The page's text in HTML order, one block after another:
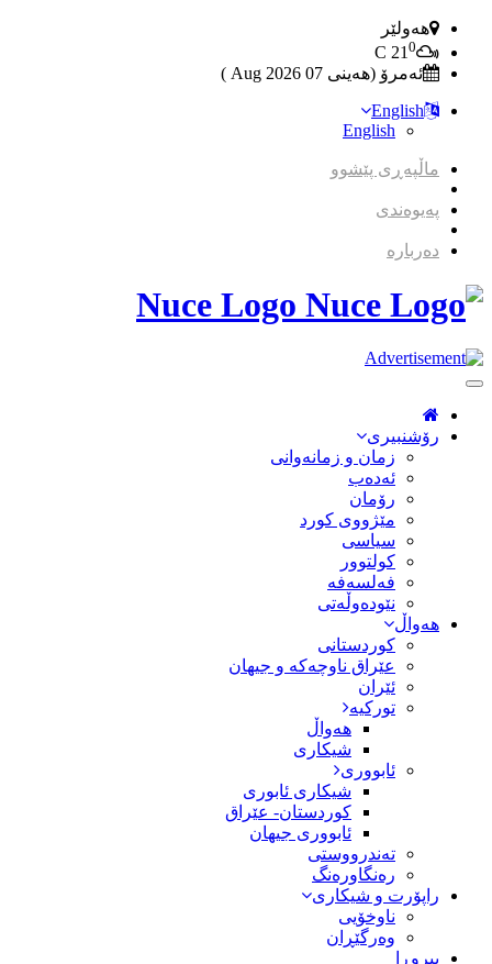
هەولێر
21 0
ئەمرۆ (هەینی 07 2026 Aug )
English
English
ماڵپەڕی پێشوو
پەیوەندی
دەربارە
Nuce Logo
Toggle
Navigation
رۆشنبیری
زمان و زمانه‌وانی
ئەدەب
رۆمان
مێژووى کورد
سیاسى
کولتوور
فەلسەفە
نێودەوڵەتی
هەواڵ
کوردستانی
عێراق ناوچەکە و جیهان
ئێران
تورکیە
هەواڵ
شیکاری
ئابووری
شیکاری ئابوری
کوردستان- عێراق
ئابووری جیهان
تەندرووستی
رەنگاورەنگ
راپۆرت و شیکاری
ناوخۆیی
وەرگێڕان
بیروڕا